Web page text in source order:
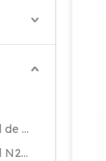
Válvula de presión residual de Co2
Válvula de presión residual N2/Ar/He